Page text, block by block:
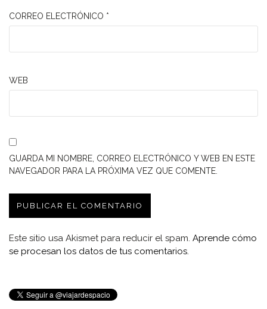
CORREO ELECTRÓNICO *
WEB
GUARDA MI NOMBRE, CORREO ELECTRÓNICO Y WEB EN ESTE
NAVEGADOR PARA LA PRÓXIMA VEZ QUE COMENTE.
Este sitio usa Akismet para reducir el spam. Aprende cómo
se procesan los datos de tus comentarios.